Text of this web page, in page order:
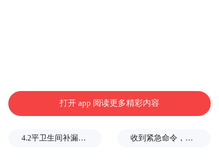
打开 app 阅读更多精彩内容
4.2平卫生间补漏注胶花1.55万，消费者称陷“天价注胶补漏”套路 收到紧急命令，加拿大2万人连夜逃命